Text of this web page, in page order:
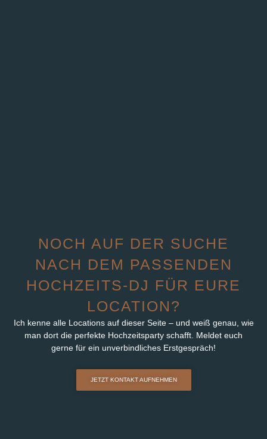
NOCH AUF DER SUCHE
NACH DEM PASSENDEN
HOCHZEITS-DJ FÜR EURE
LOCATION?
Ich kenne alle Locations auf dieser Seite – und weiß genau, wie
man dort die perfekte Hochzeitsparty schafft. Meldet euch
gerne für ein unverbindliches Erstgespräch!
JETZT KONTAKT AUFNEHMEN